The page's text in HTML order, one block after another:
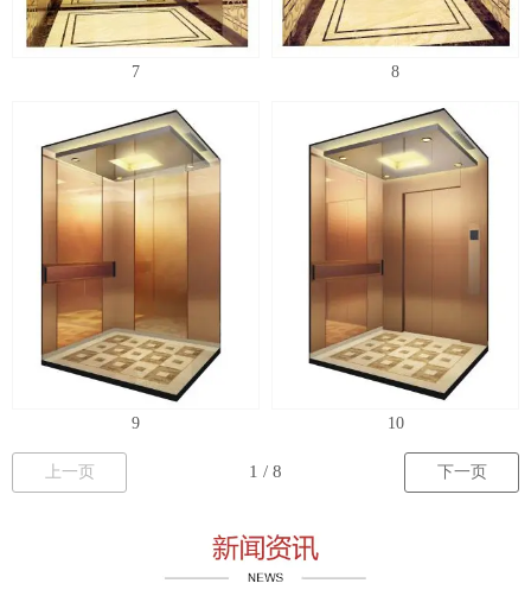
7 8
9 10
上一页 下一页